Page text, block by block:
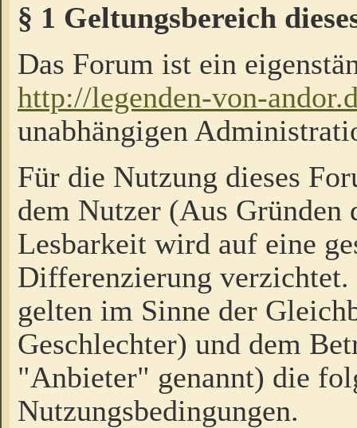
§ 1 Geltungsbereich
Das Forum ist ein
http://legenden-von-
unabhängigen
Für die Nutzung dieses
dem Nutzer (Aus Gründen
Lesbarkeit wird auf eine
Differenzierung
gelten im Sinne der
Geschlechter) und dem
"Anbieter" genannt) die
Nutzungsbedingungen.